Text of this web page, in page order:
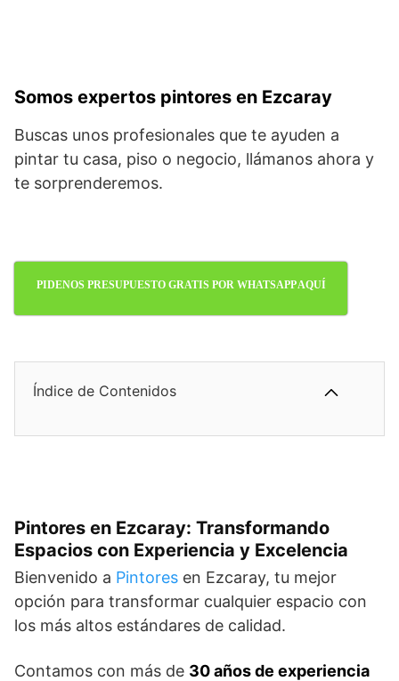
Somos expertos pintores en Ezcaray
Buscas unos profesionales que te ayuden a
pintar tu casa, piso o negocio, llámanos ahora y
te sorprenderemos.
PIDENOS PRESUPUESTO GRATIS POR WHATSAPP AQUÍ
Índice de Contenidos
Pintores en Ezcaray: Transformando
Espacios con Experiencia y Excelencia
Bienvenido a Pintores en Ezcaray, tu mejor
opción para transformar cualquier espacio con
los más altos estándares de calidad.
Contamos con más de 30 años de experiencia